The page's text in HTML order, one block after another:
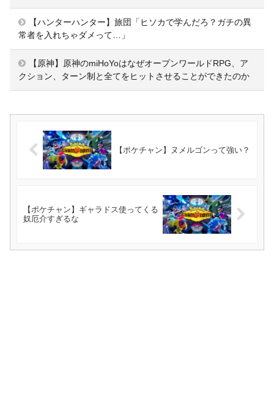
【ハンターハンター】旅団「ヒソカで学んだろ？ガチの異
常者を入れちゃダメって…」
【原神】原神のmiHoYoはなぜオープンワールドRPG、ア
クション、ターン制と全てをヒットさせることができたのか
【ポケチャン】ヌメルゴンって強い？
【ポケチャン】ギャラドス使ってくる
奴厄介すぎるな